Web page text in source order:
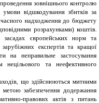
зовнішнього контролю
відшкодування збитків за
надходження до бюджету
розрахунками) коштів.
європейських норм та
експертів та кращої
на неправильне застосування
та неефективного
що здійснюються митними
забезпечення додержання
правових актів з питань